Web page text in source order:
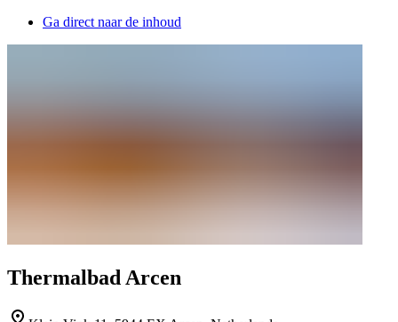
Ga direct naar de inhoud
Thermalbad Arcen